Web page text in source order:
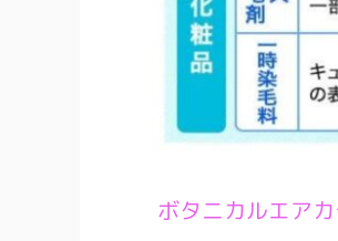
ボタニカルエア